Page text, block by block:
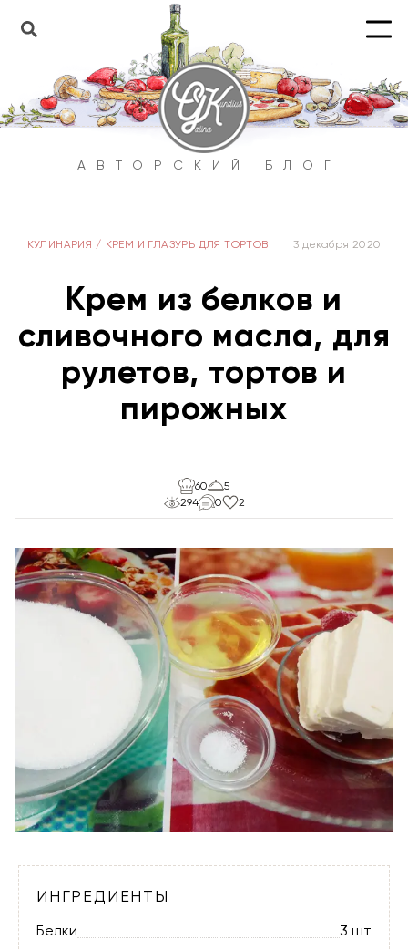
АВТОРСКИЙ БЛОГ
КУЛИНАРИЯ / КРЕМ И ГЛАЗУРЬ ДЛЯ ТОРТОВ 3 декабря 2020
Крем из белков и
сливочного масла, для
рулетов, тортов и
пирожных
60
5
294
0 2
ИНГРЕДИЕНТЫ
Белки
3 шт